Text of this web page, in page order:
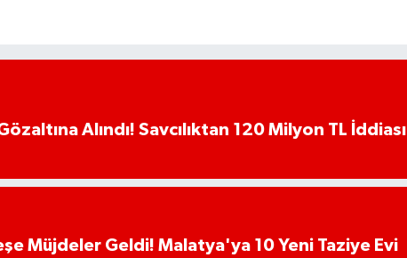
Alındı! Savcılıktan 120 Milyon TL İddiası
Müjdeler Geldi! Malatya'ya 10 Yeni Taziye Evi